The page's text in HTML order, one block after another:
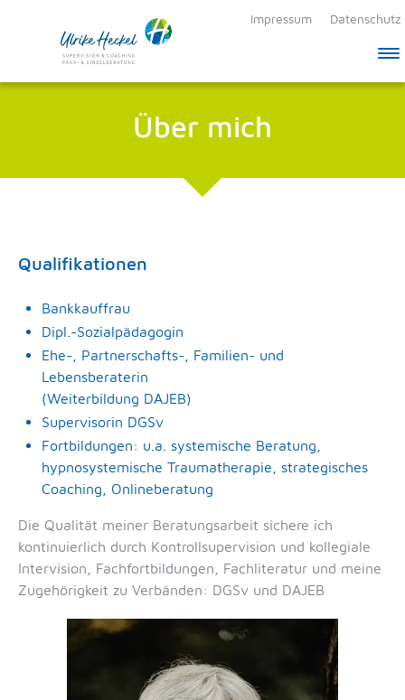
Impressum Datenschutz
Über mich
Qualifikationen
Bankkauffrau
Dipl.-Sozialpädagogin
Ehe-, Partnerschafts-, Familien- und
Lebensberaterin
(Weiterbildung DAJEB)
Supervisorin DGSv
Fortbildungen: u.a. systemische Beratung,
hypnosystemische Traumatherapie, strategisches
Coaching, Onlineberatung
Die Qualität meiner Beratungsarbeit sichere ich
kontinuierlich durch Kontrollsupervision und kollegiale
Intervision, Fachfortbildungen, Fachliteratur und meine
Zugehörigkeit zu Verbänden: DGSv und DAJEB